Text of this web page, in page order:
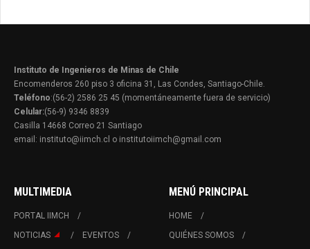
Instituto de Ingenieros de Minas de Chile
Encomenderos 260 piso 3 oficina 31, Las Condes, Santiago-Chile.
Teléfono:(56-2) 2586 25 45 (momentáneamente fuera de servicio)
Celular:(56-9) 9346 8839
Casilla 14668 Correo 21 Santiago
email: instituto@iimch.cl o institutoiimch@gmail.com
MULTIMEDIA
PORTAL IIMCH
NOTICIAS
EVENTOS
MENÚ PRINCIPAL
HOME
QUIÉNES SOMOS